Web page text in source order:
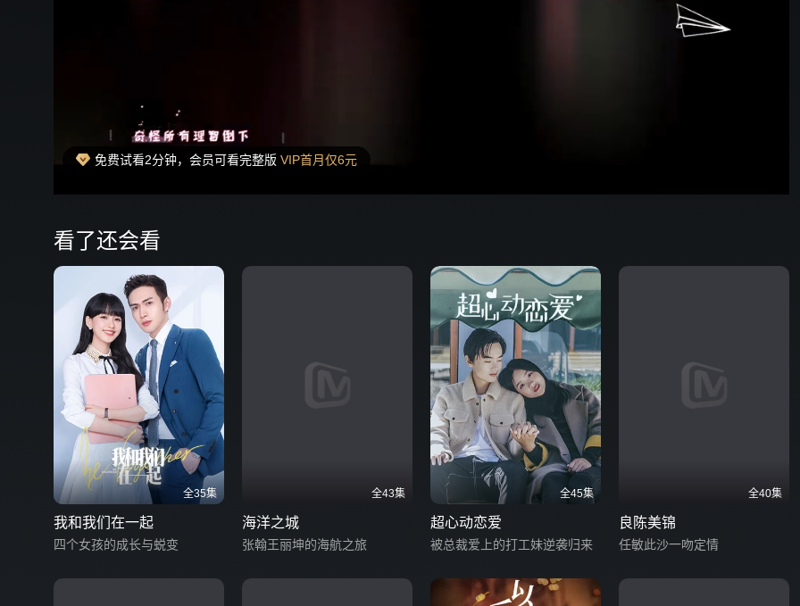
免费试看2分钟，会员可看完整版 VIP首月仅6元
看了还会看
全35集
我和我们在一起
四个女孩的成长与蜕变
全43集
海洋之城
张翰王丽坤的海航之旅
全45集
超心动恋爱
被总裁爱上的打工妹逆袭归来
全40集
良陈美锦
任敏此沙一吻定情